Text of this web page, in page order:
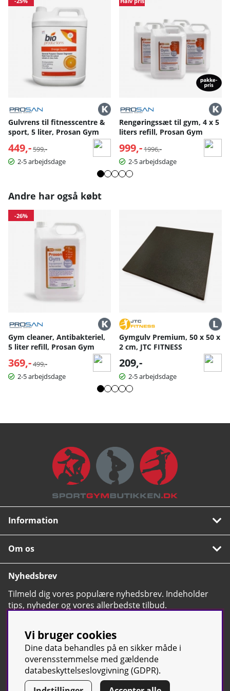
genopfyldning af dine sprayflasker.
Ved at integrere vores Gym Sanitiser Spray i din
rengøringsrutine kan du sikre et sikkert og hygiejnisk
miljø for alle fitnesscentrets besøgende. Vælg vores
refill-muligheder for at spare penge og reducere
plastaffald.
Link til produktdatablad »
Gulvrens til fitnesscentre &
sport, 5 liter, Prosan Gym
449,- Normalpris:
599,-
2-5 arbejdsdage
Rengøringssæt til gym, 4 x 5
liters refill, Prosan Gym
999,- Normalpris:
1996,-
2-5 arbejdsdage
Andre har også købt
-26%
Gym cleaner, Antibakteriel,
5 liter refill, Prosan Gym
369,- Normalpris:
499,-
2-5 arbejdsdage
Gymgulv Premium, 50 x 50 x
2 cm, JTC FITNESS
209,-
2-5 arbejdsdage
Information
Om os
Nyhedsbrev
Tilmeld dig vores populære nyhedsbrev. Indeholder
tips, nyheder og vores allerbedste tilbud.
© Sport & Gym Butiken JTC AB |Kontakt os| All rights reserved |
Vi bruger cookies
Dine data behandles på en sikker måde i
overensstemmelse med gældende
databeskyttelseslovgivning (GDPR).